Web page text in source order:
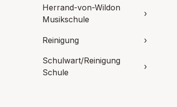
Herrand-von-Wildon
Musikschule
›
Reinigung ›
Schulwart/Reinigung
Schule
›